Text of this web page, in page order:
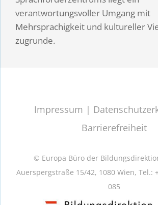
verantwortungsvoller Umgang mit
Mehrsprachigkeit und kultureller
zugrunde.
Impressum |
Barrierefreiheit
© Europa Büro der
Auerspergstraße 15/42, 1080 Wien, Tel.:
085